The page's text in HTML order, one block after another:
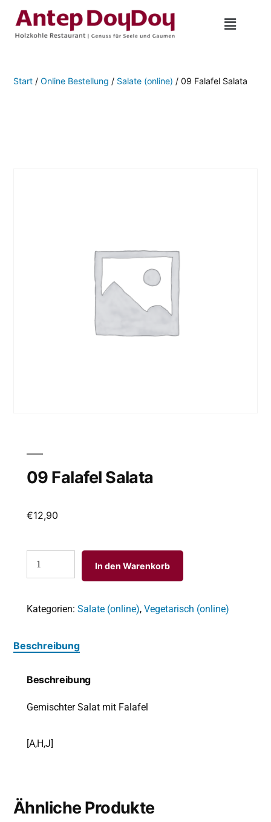
Start / Online Bestellung / Salate (online) / 09 Falafel Salata
09 Falafel Salata
€12,90
In den Warenkorb
Kategorien: Salate (online), Vegetarisch (online)
Beschreibung
Beschreibung
Gemischter Salat mit Falafel
[A,H,J]
Ähnliche Produkte